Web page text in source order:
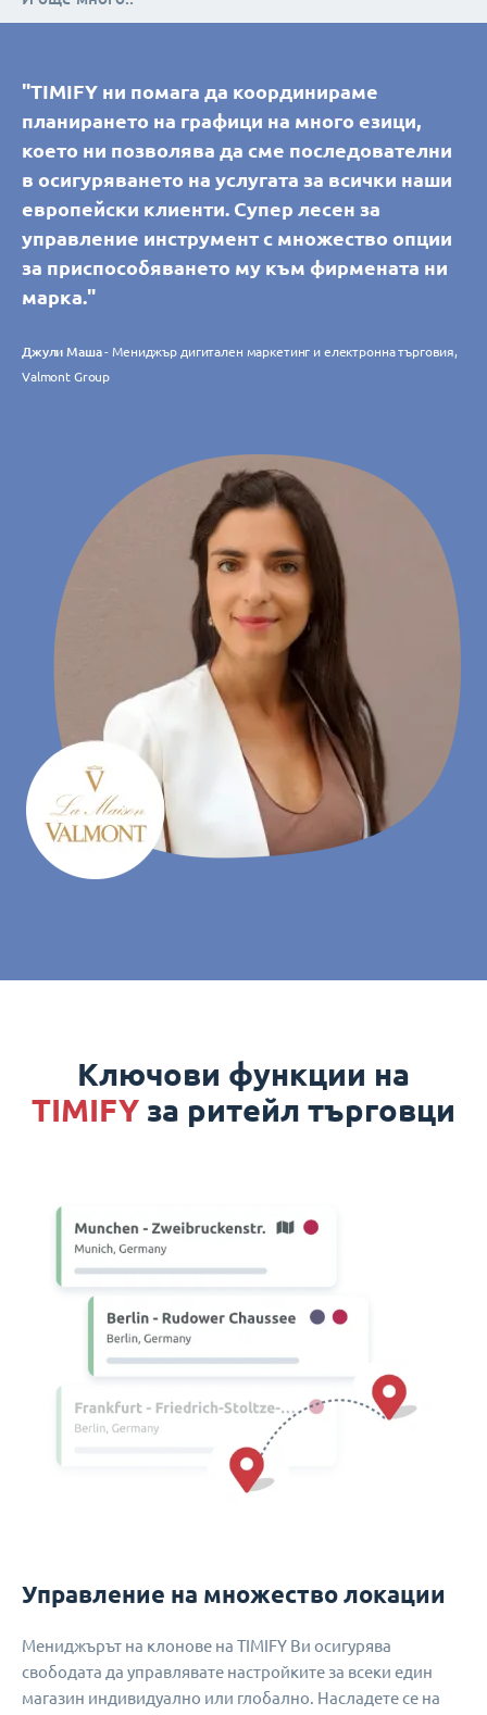
"TIMIFY ни помага да координираме
планирането на графици на много езици,
което ни позволява да сме последователни
в осигуряването на услугата за всички наши
европейски клиенти. Супер лесен за
управление инструмент с множество опции
за приспособяването му към фирмената ни
марка."
Джули Маша- Мениджър дигитален маркетинг и електронна търговия,
Valmont Group
Ключови функции на
TIMIFY за ритейл търговци
Управление на множество локации
Мениджърът на клонове на TIMIFY Ви осигурява
свободата да управлявате настройките за всеки един
магазин индивидуално или глобално. Насладете се на